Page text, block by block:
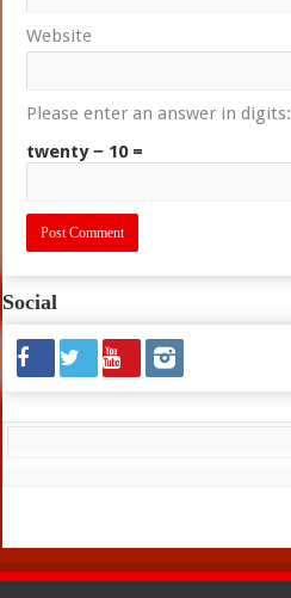
Website
Please enter an answer in digits:
twenty − 10 =
Social